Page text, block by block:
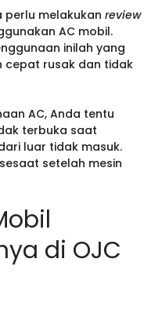
perlu melakukan review
AC mobil.
inilah yang
cepat rusak dan tidak
AC, Anda tentu
terbuka saat
luar tidak masuk.
setelah mesin
di OJC